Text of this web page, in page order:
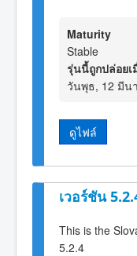
Maturity
Stable
รุ่นนี้ถูกปล่อยเ
วันพุธ, 12 มีน
ดูไฟล์
เวอร์ชัน
This is the
5.2.4